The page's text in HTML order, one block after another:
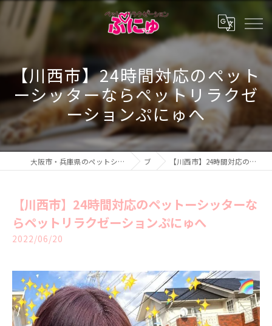
【川西市】24時間対応のペット
ーシッターならペットリラクゼ
ーションぷにゅへ
大阪市・兵庫県のペットシッター・ペットホテル・ペットリラクゼーション ぷにゅ ブログ 【川西市】24時間対応のペットーシッターならペットリラクゼーションぷにゅへ
【川西市】24時間対応のペットーシッターな
らペットリラクゼーションぷにゅへ
2022/06/20